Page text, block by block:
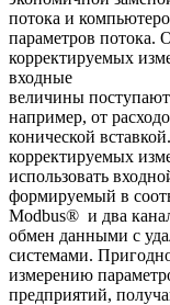
потока и
параметров потока.
корректируемых
входные
величины
например, от
конической
корректируемых
использовать
формируемый в
Modbus® и два
обмен данными с
системами.
измерению
предприятий,